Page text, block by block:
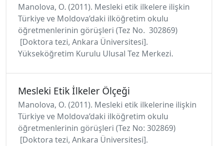
Manolova, O. (2011). Mesleki etik ilkelere ilişkin
Türkiye ve Moldova’daki ilköğretim okulu
öğretmenlerinin görüşleri (Tez No. 302869)
[Doktora tezi, Ankara Üniversitesi].
Yükseköğretim Kurulu Ulusal Tez Merkezi.
Mesleki Etik İlkeler Ölçeği
Manolova, O. (2011). Mesleki etik ilkelerine ilişkin
Türkiye ve Moldova’daki ilköğretim okulu
öğretmenlerinin görüşleri (Tez No: 302869)
[Doktora tezi, Ankara Üniversitesi].